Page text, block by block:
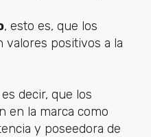
, esto es, que los
valores positivos a la
decir, que los
en la marca como
y poseedora de